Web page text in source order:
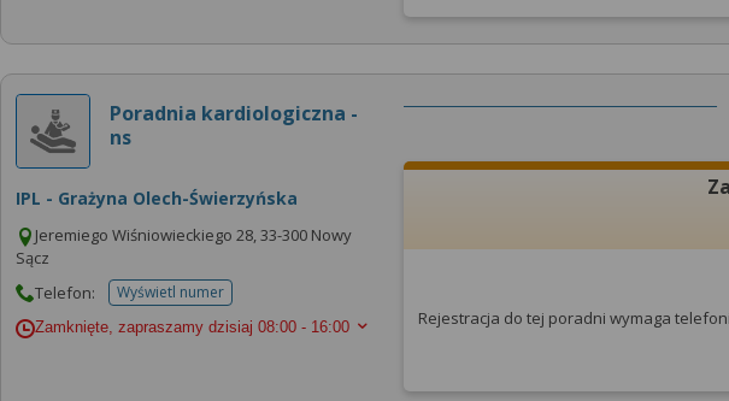
Poradnia kardiologiczna -
ns
IPL - Grażyna Olech-Świerzyńska
Jeremiego Wiśniowieckiego 28, 33-300 Nowy
Sącz
Telefon:
Wyświetl numertelefonu do placowki
Zamknięte, zapraszamy dzisiaj 08:00 - 16:00 Rejestracja do tej poradni wymaga